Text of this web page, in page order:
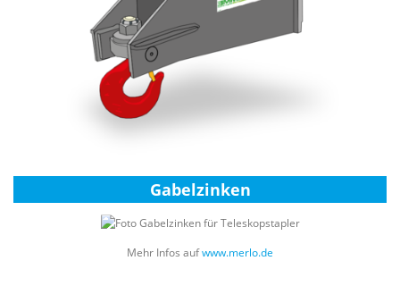
Gabelzinken
Mehr Infos aufwww.merlo.de